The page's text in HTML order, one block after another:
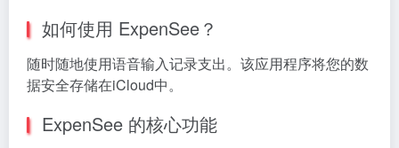
如何使用 ExpenSee？
随时随地使用语音输入记录支出。该应用程序将您的数
据安全存储在iCloud中。
ExpenSee 的核心功能